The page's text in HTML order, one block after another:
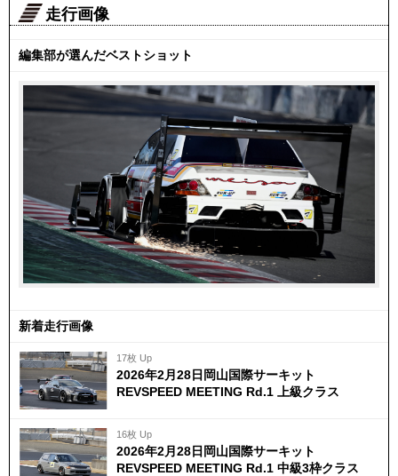
走行画像
編集部が選んだベストショット
新着走行画像
17枚 Up
2026年2月28日岡山国際サーキット
REVSPEED MEETING Rd.1 上級クラス
16枚 Up
2026年2月28日岡山国際サーキット
REVSPEED MEETING Rd.1 中級3枠クラス